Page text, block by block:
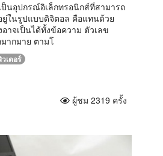
ป็นอุปกรณ์อิเล็กทรอนิกส์ที่สามารถ
ในรูปแบบดิจิตอล คือแทนด้วย
าจเป็นได้ทั้งข้อความ ตัวเลข
ากมาย ตามโ
เตอร์
ผู้ชม 2319 ครั้ง